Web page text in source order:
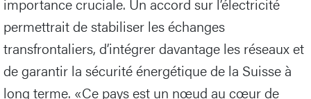
permettrait de stabiliser les échanges
transfrontaliers, d’intégrer davantage les réseaux et
de garantir la sécurité énergétique de la Suisse à
long terme. «Ce pays est un nœud au cœur de